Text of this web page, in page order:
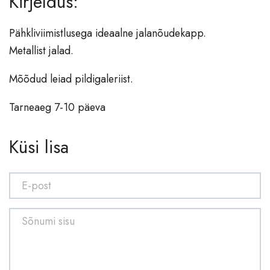
Valgustid
Lauavalgustid
Laevalgustid
Seinavalgustid
Vaasid
Laekad
Nagid, esikud
Pähkliviimistlusega ideaalne jalanõudekapp.
Metallist jalad.
Mõõdud leiad pildigaleriist.
Tarneaeg 7-10 päeva
Küsi lisa